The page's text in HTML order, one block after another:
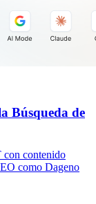
Búsqueda de
con contenido
como Dageno